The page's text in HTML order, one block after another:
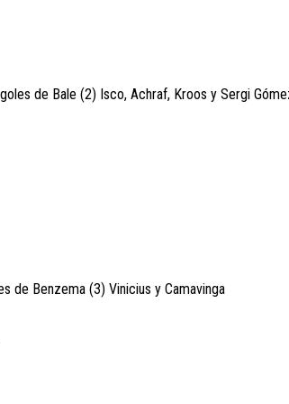
de Bale (2) Isco, Achraf, Kroos y Sergi
de Benzema (3) Vinicius y Camavinga